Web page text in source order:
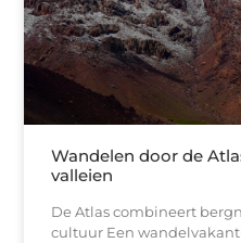
Wandelen door de
valleien
De Atlas combineert
cultuur Een